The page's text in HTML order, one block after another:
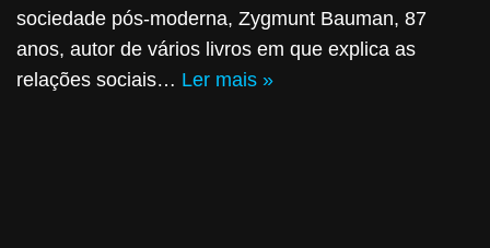
sociedade pós-moderna, Zygmunt Bauman, 87
anos, autor de vários livros em que explica as
relações sociais… Ler mais »